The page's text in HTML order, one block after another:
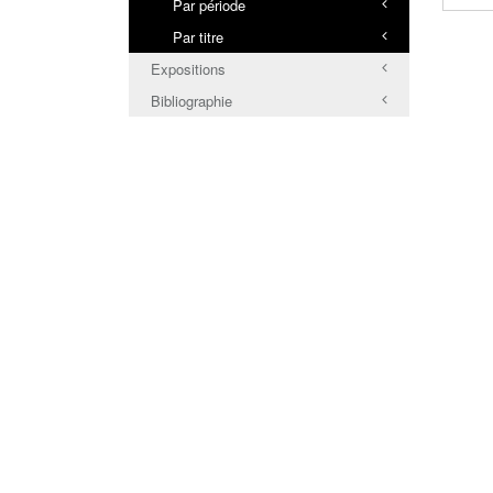
Par période
Par titre
Expositions
Bibliographie